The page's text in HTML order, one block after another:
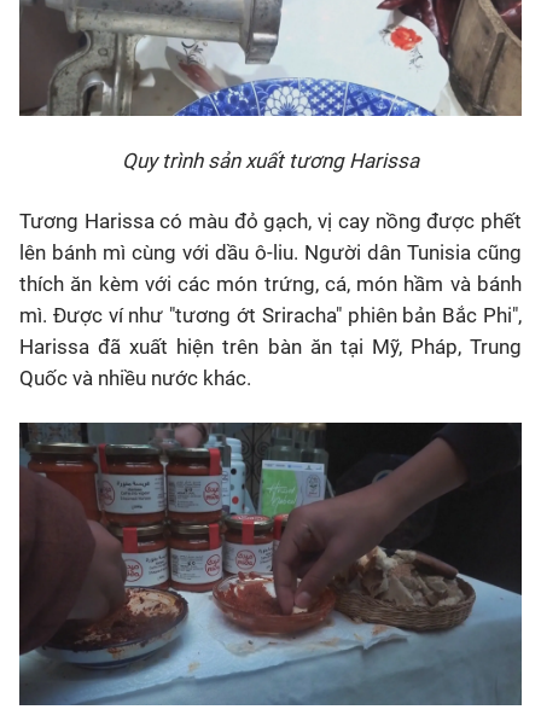
Quy trình sản xuất tương Harissa
Tương Harissa có màu đỏ gạch, vị cay nồng được phết
lên bánh mì cùng với dầu ô-liu. Người dân Tunisia cũng
thích ăn kèm với các món trứng, cá, món hầm và bánh
mì. Được ví như "tương ớt Sriracha" phiên bản Bắc Phi",
Harissa đã xuất hiện trên bàn ăn tại Mỹ, Pháp, Trung
Quốc và nhiều nước khác.